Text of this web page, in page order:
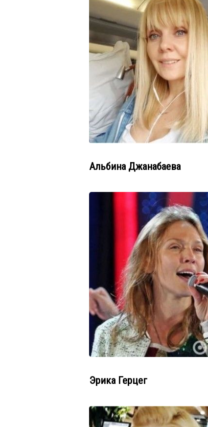
Альбина Джанабаева
Эрика Герцег